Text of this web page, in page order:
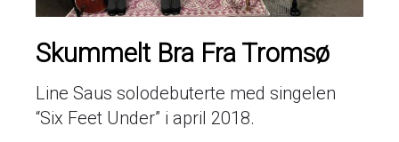
Skummelt Bra Fra Tromsø
Line Saus solodebuterte med singelen
“Six Feet Under” i april 2018.